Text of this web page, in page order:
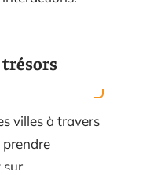
trésors
villes à travers
prendre
sur